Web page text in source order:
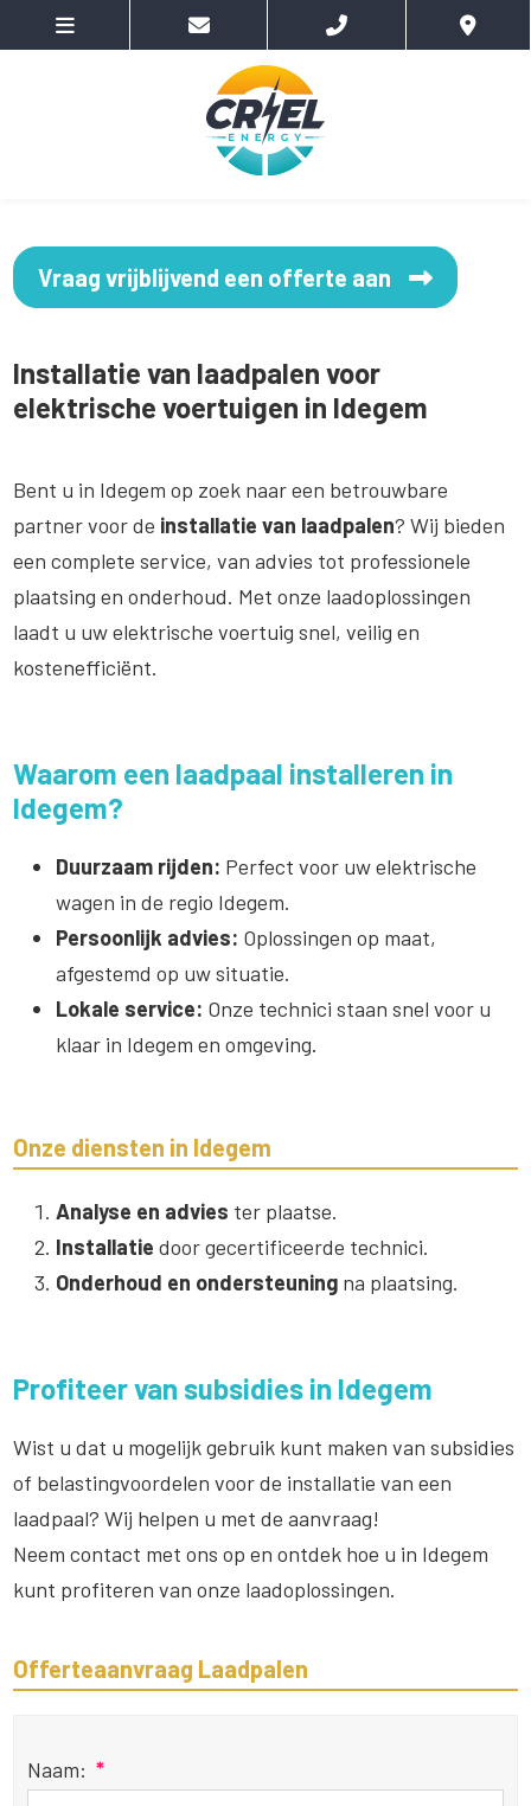
Vraag vrijblijvend een offerte aan
Installatie van laadpalen voor
elektrische voertuigen in Idegem
Bent u in Idegem op zoek naar een betrouwbare
partner voor de installatie van laadpalen? Wij bieden
een complete service, van advies tot professionele
plaatsing en onderhoud. Met onze laadoplossingen
laadt u uw elektrische voertuig snel, veilig en
kostenefficiënt.
Waarom een laadpaal installeren in
Idegem?
Duurzaam rijden: Perfect voor uw elektrische
wagen in de regio Idegem.
Persoonlijk advies: Oplossingen op maat,
afgestemd op uw situatie.
Lokale service: Onze technici staan snel voor u
klaar in Idegem en omgeving.
Onze diensten in Idegem
Analyse en advies ter plaatse.
Installatie door gecertificeerde technici.
Onderhoud en ondersteuning na plaatsing.
Profiteer van subsidies in Idegem
Wist u dat u mogelijk gebruik kunt maken van subsidies
of belastingvoordelen voor de installatie van een
laadpaal? Wij helpen u met de aanvraag!
Neem contact met ons op en ontdek hoe u in Idegem
kunt profiteren van onze laadoplossingen.
Offerteaanvraag Laadpalen
Naam: *